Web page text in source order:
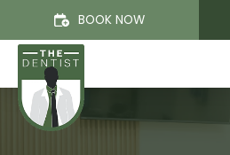
BOOK NOW